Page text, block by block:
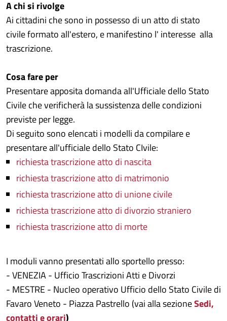
A chi si rivolge
Ai cittadini che sono in possesso di un atto di stato
civile formato all'estero, e manifestino l' interesse alla
trascrizione.
Cosa fare per
Presentare apposita domanda all'Ufficiale dello Stato
Civile che verificherà la sussistenza delle condizioni
previste per legge.
Di seguito sono elencati i modelli da compilare e
presentare all'ufficiale dello Stato CIvile:
richiesta trascrizione atto di nascita
richiesta trascrizione atto di matrimonio
richiesta trascrizione atto di unione civile
richiesta trascrizione atto di divorzio straniero
richiesta trascrizione atto di morte
I moduli vanno presentati allo sportello presso:
- VENEZIA - Ufficio Trascrizioni Atti e Divorzi
- MESTRE - Nucleo operativo Ufficio dello Stato Civile di
Favaro Veneto - Piazza Pastrello (vai alla sezioneSedi,
contatti e orari)